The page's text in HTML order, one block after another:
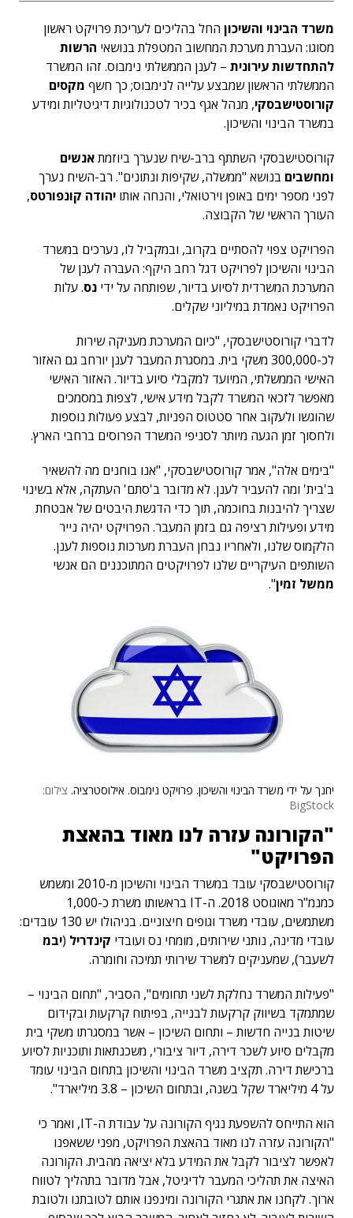
משרד הבינוי והשיכון החל בהליכים לעריכת פרויקט ראשון
מסוגו: העברת מערכת המחשוב המטפלת בנושאי הרשות
להתחדשות עירונית – לענן הממשלתי נימבוס. זהו המשרד
הממשלתי הראשון שמבצע עלייה לנימבוס; כך חשף מקסים
קורוסטישבסקי, מנהל אגף בכיר לטכנולוגיות דיגיטליות ומידע
במשרד הבינוי והשיכון.
קורוסטישבסקי השתתף ברב-שיח שנערך ביוזמתאנשים
ומחשבים בנושא "ממשלה, שקיפות ונתונים". רב-השיח נערך
לפני מספר ימים באופן וירטואלי, והנחה אותו יהודה קונפורטס,
העורך הראשי של הקבוצה.
הפרויקט צפוי להסתיים בקרוב, ובמקביל לו, נערכים במשרד
הבינוי והשיכון לפרויקט דגל רחב היקף: העברה לענן של
המערכת המשרדית לסיוע בדיור, שפותחה על ידי נס. עלות
הפרויקט נאמדת במיליוני שקלים.
לדברי קורוסטישבסקי, "כיום המערכת מעניקה שירות
לכ-300,000 משקי בית. במסגרת המעבר לענן יורחב גם האזור
האישי הממשלתי, המיועד למקבלי סיוע בדיור. האזור האישי
מאפשר לזכאי המשרד לקבל מידע אישי, לצפות במסמכים
שהוגשו ולעקוב אחר סטטוס הפניות, לבצע פעולות נוספות
ולחסוך זמן הגעה מיותר לסניפי המשרד הפרוסים ברחבי הארץ.
"בימים אלה", אמר קורוסטישבסקי, "אנו בוחנים מה להשאיר
ב'בית' ומה להעביר לענן. לא מדובר ב'סתם' העתקה, אלא בשינוי
שצריך להיבנות בחוכמה, תוך כדי הדגשת היבטים של אבטחת
מידע ופעילות רציפה גם בזמן המעבר. הפרויקט יהיה נייר
הלקמוס שלנו, ולאחריו נבחן העברת מערכות נוספות לענן.
השותפים העיקריים שלנו לפרויקטים המתוכננים הם אנשי
ממשל זמין".
יחנך על ידי משרד הבינוי והשיכון. פרויקט נימבוס. אילוסטרציה. צילום:
BigStock
"הקורונה עזרה לנו מאוד בהאצת
הפרויקט"
קורוסטישבסקי עובד במשרד הבינוי והשיכון מ-2010 ומשמש
כמנמ"ר מאוגוסט 2018. ה-IT בראשותו משרת כ-1,000
משתמשים, עובדי משרד וגופים חיצוניים. בניהולו יש 130 עובדים:
עובדי מדינה, נותני שירותים, מומחי נס ועובדי קינדריל (יבמ
לשעבר), שמעניקים למשרד שירותי תמיכה וחומרה.
"פעילות המשרד נחלקת לשני תחומים", הסביר, "תחום הבינוי –
שמתמקד בשיווק קרקעות לבנייה, בפיתוח קרקעות ובקידום
שיטות בנייה חדשות – ותחום השיכון – אשר במסגרתו משקי בית
מקבלים סיוע לשכר דירה, דיור ציבורי, משכנתאות ותוכניות לסיוע
ברכישת דירה. תקציב משרד הבינוי והשיכון בתחום הבינוי עומד
על 4 מיליארד שקל בשנה, ובתחום השיכון – 3.8 מיליארד".
הוא התייחס להשפעת נגיף הקורונה על עבודת ה-IT, ואמר כי
"הקורונה עזרה לנו מאוד בהאצת הפרויקט, מפני ששאפנו
לאפשר לציבור לקבל את המידע בלא יציאה מהבית. הקורונה
האיצה את תהליכי המעבר לדיגיטל, אבל מדובר בתהליך לטווח
ארוך. לקחנו את אתגרי הקורונה ומינפנו אותם לטובתנו ולטובת